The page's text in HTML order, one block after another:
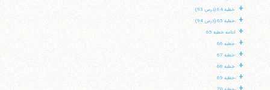
+ خطبه 64 (درس 93)
+ خطبه 65 (درس 94)
+ ادامه خطبه 65
+ خطبه 66
+ خطبه 67
+ خطبه 68
+ خطبه 69